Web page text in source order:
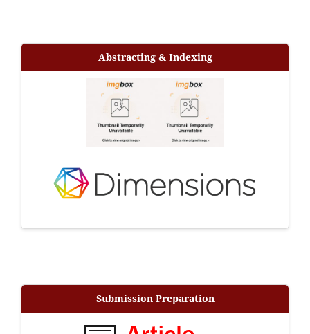
Abstracting & Indexing
Submission Preparation